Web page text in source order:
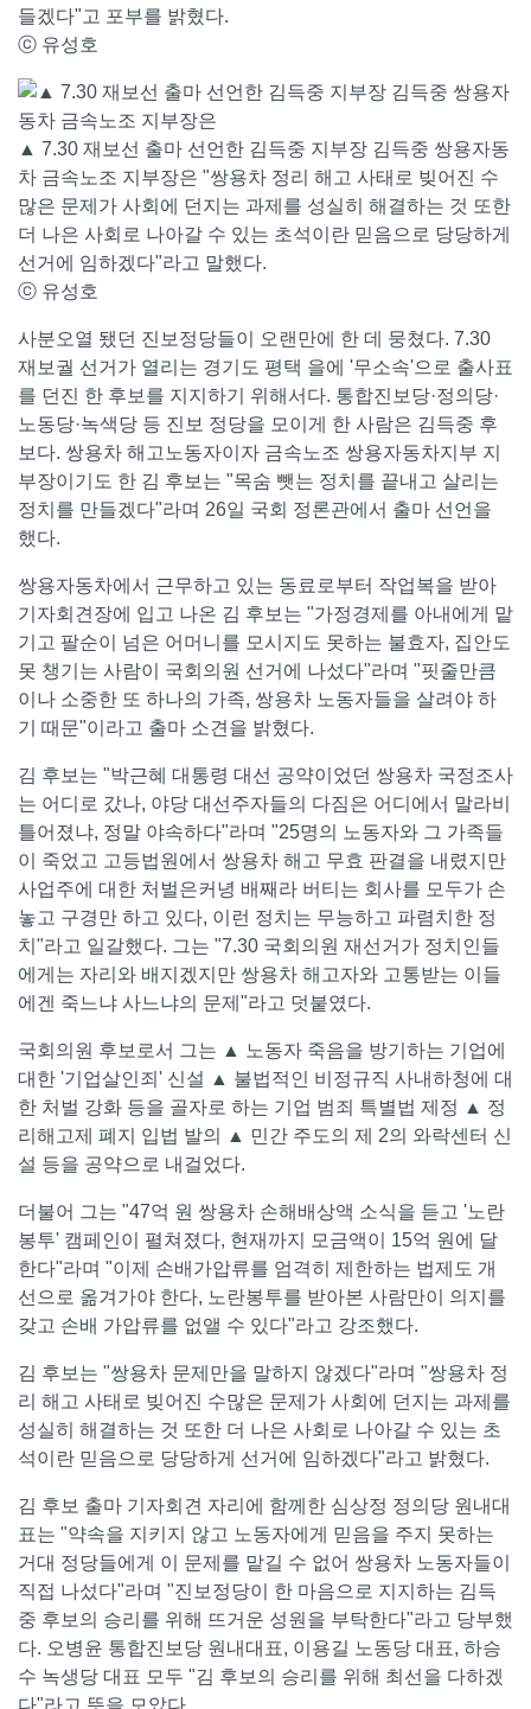
들겠다"고 포부를 밝혔다.
ⓒ 유성호
▲ 7.30 재보선 출마 선언한 김득중 지부장 김득중 쌍용자동
차 금속노조 지부장은 "쌍용차 정리 해고 사태로 빚어진 수
많은 문제가 사회에 던지는 과제를 성실히 해결하는 것 또한
더 나은 사회로 나아갈 수 있는 초석이란 믿음으로 당당하게
선거에 임하겠다"라고 말했다.
ⓒ 유성호
사분오열 됐던 진보정당들이 오랜만에 한 데 뭉쳤다. 7.30
재보궐 선거가 열리는 경기도 평택 을에 '무소속'으로 출사표
를 던진 한 후보를 지지하기 위해서다. 통합진보당·정의당·
노동당·녹색당 등 진보 정당을 모이게 한 사람은 김득중 후
보다. 쌍용차 해고노동자이자 금속노조 쌍용자동차지부 지
부장이기도 한 김 후보는 "목숨 뺏는 정치를 끝내고 살리는
정치를 만들겠다"라며 26일 국회 정론관에서 출마 선언을
했다.
쌍용자동차에서 근무하고 있는 동료로부터 작업복을 받아
기자회견장에 입고 나온 김 후보는 "가정경제를 아내에게 맡
기고 팔순이 넘은 어머니를 모시지도 못하는 불효자, 집안도
못 챙기는 사람이 국회의원 선거에 나섰다"라며 "핏줄만큼
이나 소중한 또 하나의 가족, 쌍용차 노동자들을 살려야 하
기 때문"이라고 출마 소견을 밝혔다.
김 후보는 "박근혜 대통령 대선 공약이었던 쌍용차 국정조사
는 어디로 갔나, 야당 대선주자들의 다짐은 어디에서 말라비
틀어졌냐, 정말 야속하다"라며 "25명의 노동자와 그 가족들
이 죽었고 고등법원에서 쌍용차 해고 무효 판결을 내렸지만
사업주에 대한 처벌은커녕 배째라 버티는 회사를 모두가 손
놓고 구경만 하고 있다, 이런 정치는 무능하고 파렴치한 정
치"라고 일갈했다. 그는 "7.30 국회의원 재선거가 정치인들
에게는 자리와 배지겠지만 쌍용차 해고자와 고통받는 이들
에겐 죽느냐 사느냐의 문제"라고 덧붙였다.
국회의원 후보로서 그는 ▲ 노동자 죽음을 방기하는 기업에
대한 '기업살인죄' 신설 ▲ 불법적인 비정규직 사내하청에 대
한 처벌 강화 등을 골자로 하는 기업 범죄 특별법 제정 ▲ 정
리해고제 폐지 입법 발의 ▲ 민간 주도의 제 2의 와락센터 신
설 등을 공약으로 내걸었다.
더불어 그는 "47억 원 쌍용차 손해배상액 소식을 듣고 '노란
봉투' 캠페인이 펼쳐졌다, 현재까지 모금액이 15억 원에 달
한다"라며 "이제 손배가압류를 엄격히 제한하는 법제도 개
선으로 옮겨가야 한다, 노란봉투를 받아본 사람만이 의지를
갖고 손배 가압류를 없앨 수 있다"라고 강조했다.
김 후보는 "쌍용차 문제만을 말하지 않겠다"라며 "쌍용차 정
리 해고 사태로 빚어진 수많은 문제가 사회에 던지는 과제를
성실히 해결하는 것 또한 더 나은 사회로 나아갈 수 있는 초
석이란 믿음으로 당당하게 선거에 임하겠다"라고 밝혔다.
김 후보 출마 기자회견 자리에 함께한 심상정 정의당 원내대
표는 "약속을 지키지 않고 노동자에게 믿음을 주지 못하는
거대 정당들에게 이 문제를 맡길 수 없어 쌍용차 노동자들이
직접 나섰다"라며 "진보정당이 한 마음으로 지지하는 김득
중 후보의 승리를 위해 뜨거운 성원을 부탁한다"라고 당부했
다. 오병윤 통합진보당 원내대표, 이용길 노동당 대표, 하승
수 녹생당 대표 모두 "김 후보의 승리를 위해 최선을 다하겠
다"라고 뜻을 모았다.